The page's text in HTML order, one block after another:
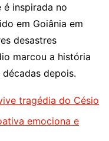
é inspirada no
em Goiânia em
desastres
marcou a história
depois.
tragédia do Césio
emociona e